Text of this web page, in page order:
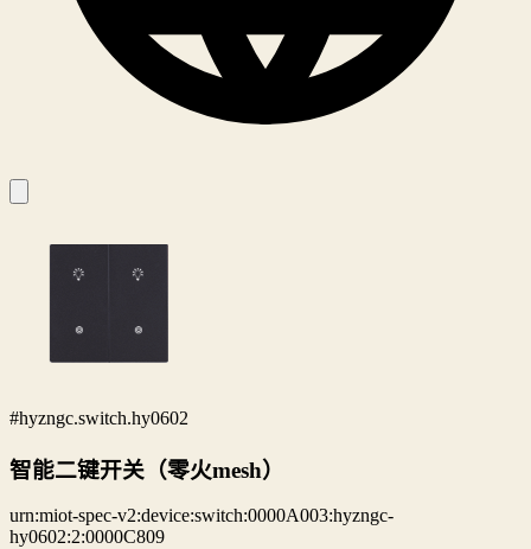
#hyzngc.switch.hy0602
智能二键开关（零火mesh）
urn:miot-spec-v2:device:switch:0000A003:hyzngc-
hy0602:2:0000C809